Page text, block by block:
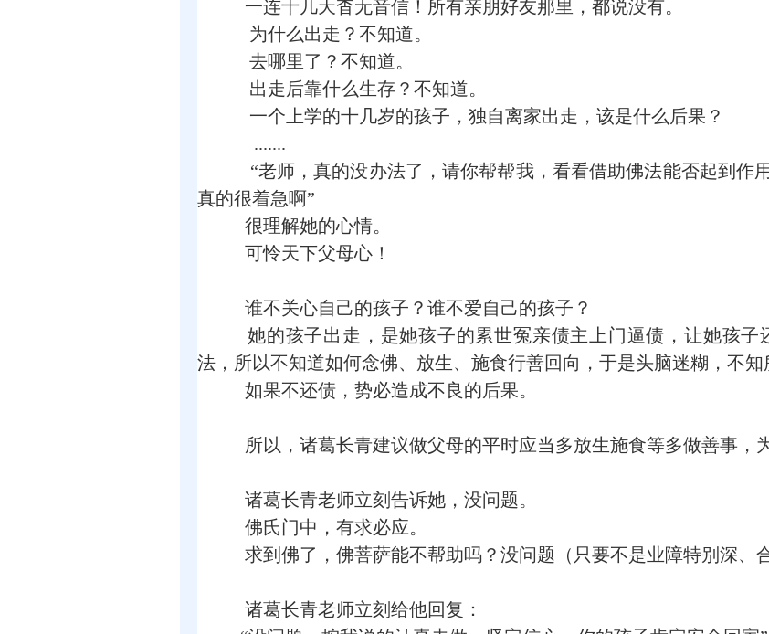
一连十几天杳无音信！所有亲朋好友那里，都说没有。
为什么出走？不知道。
去哪里了？不知道。
出走后靠什么生存？不知道。
一个上学的十几岁的孩子，独自离家出走，该是什么后果？
.......
“老师，真的没办法了，请你帮帮我，看看借助佛法能否起到作
真的很着急啊”
很理解她的心情。
可怜天下父母心！
谁不关心自己的孩子？谁不爱自己的孩子？
她的孩子出走，是她孩子的累世冤亲债主上门逼债，让她孩子
法，所以不知道如何念佛、放生、施食行善回向，于是头脑迷糊，不知
如果不还债，势必造成不良的后果。
所以，诸葛长青建议做父母的平时应当多放生施食等多做善事，
诸葛长青老师立刻告诉她，没问题。
佛氏门中，有求必应。
求到佛了，佛菩萨能不帮助吗？没问题（只要不是业障特别深、
诸葛长青老师立刻给他回复：